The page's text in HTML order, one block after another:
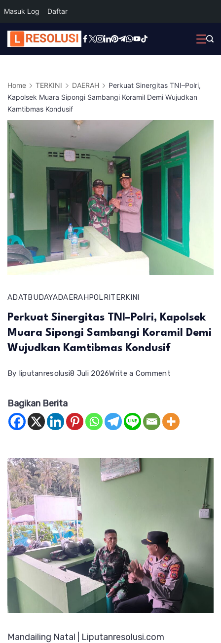
Masuk Log Daftar
Skip
to
Home TERKINI DAERAH
Perkuat Sinergitas TNI–Polri,
Kapolsek Muara Sipongi Sambangi Koramil Demi Wujudkan
Kamtibmas Kondusif
ADATBUDAYADAERAHPOLRITERKINI
Perkuat Sinergitas TNI–Polri, Kapolsek
Muara Sipongi Sambangi Koramil Demi
Wujudkan Kamtibmas Kondusif
By liputanresolusi8 Juli 2026Write a Commenton
TNI–
Sambangi
Kamtibmas
Kondusif
Bagikan Berita
Mandailing Natal | Liputanresolusi.com